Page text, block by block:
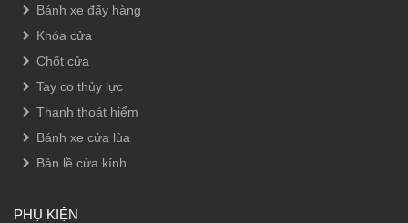
Bánh xe đẩy hàng
Khóa cửa
Chốt cửa
Tay co thủy lực
Thanh thoát hiểm
Bánh xe cửa lùa
Bản lề cửa kính
PHỤ KIỆN